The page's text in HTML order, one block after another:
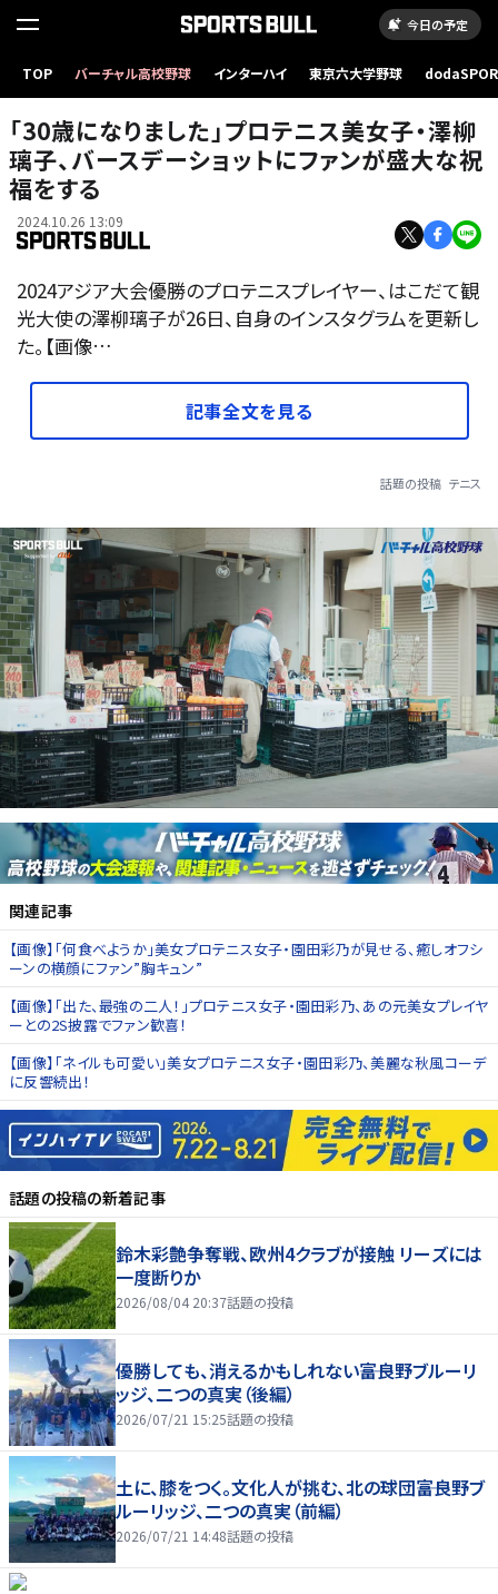
今日の予定
TOP バーチャル高校野球 インターハイ 東京六大学野球
「30歳になりました」プロテニス美女子・澤柳
璃子、バースデーショットにファンが盛大な祝
福をする
2024.10.26 13:09
2024アジア大会優勝のプロテニスプレイヤー、はこだて観
光大使の澤柳璃子が26日、自身のインスタグラムを更新し
た。【画像…
記事全文を見る
話題の投稿 テニス
関連記事
【画像】「何食べようか」美女プロテニス女子・園田彩乃が見せる、癒しオフシ
ーンの横顔にファン”胸キュン”
【画像】「出た、最強の二人！」プロテニス女子・園田彩乃、あの元美女プレイヤ
ーとの2S披露でファン歓喜！
【画像】「ネイルも可愛い」美女プロテニス女子・園田彩乃、美麗な秋風コーデ
に反響続出！
話題の投稿の新着記事
鈴木彩艶争奪戦、欧州4クラブが接触 リーズには
一度断りか
2026/08/04 20:37話題の投稿
優勝しても、消えるかもしれない――富良野ブルーリ
ッジ、二つの真実（後編）
2026/07/21 15:25話題の投稿
土に、膝をつく。文化人が挑む、北の球団――富良野ブ
ルーリッジ、二つの真実（前編）
2026/07/21 14:48話題の投稿